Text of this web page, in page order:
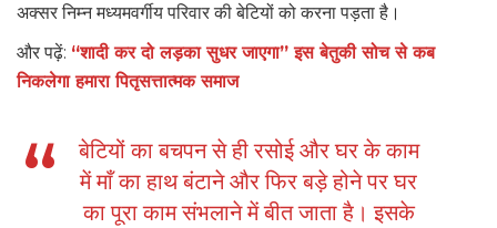
अक्सर निम्न मध्यमवर्गीय परिवार की बेटियों को करना पड़ता है।
और पढ़ें: “शादी कर दो लड़का सुधर जाएगा” इस बेतुकी सोच से कब
निकलेगा हमारा पितृसत्तात्मक समाज
बेटियों का बचपन से ही रसोई और घर के काम
में माँ का हाथ बंटाने और फिर बड़े होने पर घर
का पूरा काम संभलाने में बीत जाता है। इसके